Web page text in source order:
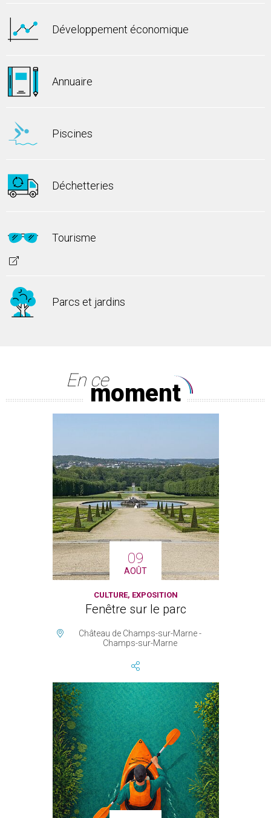
Développement économique
Annuaire
Piscines
Déchetteries
Tourisme
Parcs et jardins
En cemoment
09
AOÛT
CULTURE, EXPOSITION
Fenêtre sur le parc
Château de Champs-sur-Marne -
Champs-sur-Marne